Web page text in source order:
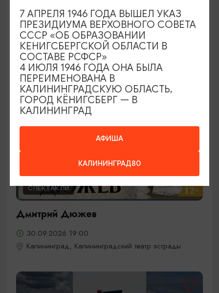
Ирландское шоу
29.09.2026 19:00
Калининград, Калининградский театр эстрады
ОТ 2000₽
СПЕКТАКЛИ
Дмитрий Дюжев
30.09.2026 19:00
Калининград, Калининградский театр эстрады
АФИША
КАЛИНИНГРАД80
7 АПРЕЛЯ 1946 ГОДА ВЫШЕЛ УКАЗ
ПРЕЗИДИУМА ВЕРХОВНОГО СОВЕТА
СССР «ОБ ОБРАЗОВАНИИ
КЕНИГСБЕРГСКОЙ ОБЛАСТИ В
СОСТАВЕ РСФСР»
4 ИЮЛЯ 1946 ГОДА ОНА БЫЛА
ПЕРЕИМЕНОВАНА В
КАЛИНИНГРАДСКУЮ ОБЛАСТЬ,
ГОРОД КЁНИГСБЕРГ — В
КАЛИНИНГРАД